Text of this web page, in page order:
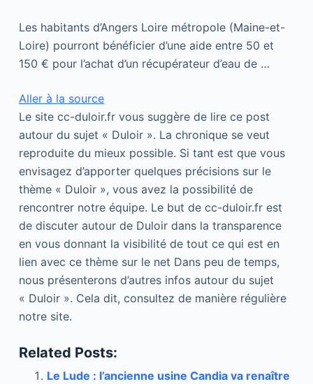
uLes habitants d’Angers Loire métropole (Maine-et-
Loire) pourront bénéficier d’une aide entre 50 et
150 € pour l’achat d’un récupérateur d’eau de …
Aller à la source
Le site cc-duloir.fr vous suggère de lire ce post
autour du sujet « Duloir ». La chronique se veut
reproduite du mieux possible. Si tant est que vous
envisagez d’apporter quelques précisions sur le
thème « Duloir », vous avez la possibilité de
rencontrer notre équipe. Le but de cc-duloir.fr est
de discuter autour de Duloir dans la transparence
en vous donnant la visibilité de tout ce qui est en
lien avec ce thème sur le net Dans peu de temps,
nous présenterons d’autres infos autour du sujet
« Duloir ». Cela dit, consultez de manière régulière
notre site.
Related Posts:
Le Lude : l’ancienne usine Candia va renaître